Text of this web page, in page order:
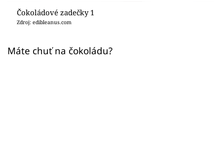
Čokoládové zadečky 1
Zdroj: edibleanus.com
Máte chuť na čokoládu?